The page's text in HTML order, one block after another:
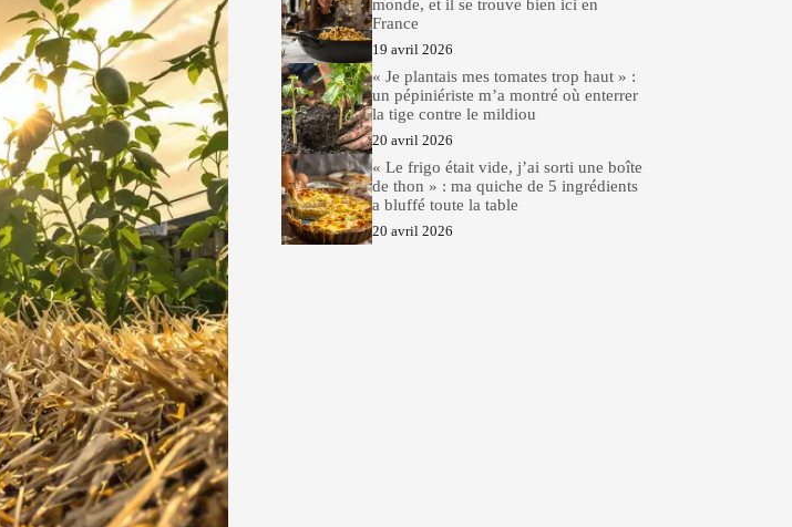
monde, et il se trouve bien ici en
France
19 avril 2026
« Je plantais mes tomates trop haut » :
un pépiniériste m’a montré où enterrer
la tige contre le mildiou
20 avril 2026
« Le frigo était vide, j’ai sorti une boîte
de thon » : ma quiche de 5 ingrédients
a bluffé toute la table
20 avril 2026